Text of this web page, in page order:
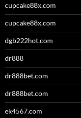
cupcake88x.com
cupcake88x.com
dgb222hot.com
dr888
dr888bet.com
dr888bet.com
ek4567.com